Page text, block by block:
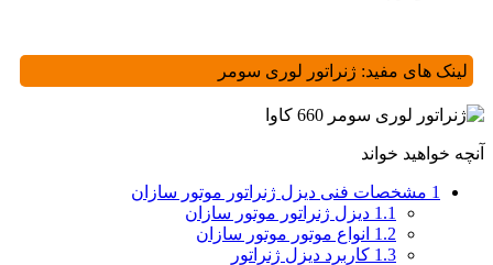
لینک های مفید: ژنراتور لوری سومر
آنچه خواهید خواند
1 مشخصات فنی دیزل ژنراتور موتور سازان
1.1 دیزل ژنراتور موتور سازان
1.2 انواع موتور موتور سازان
1.3 کاربرد دیزل ژنراتور